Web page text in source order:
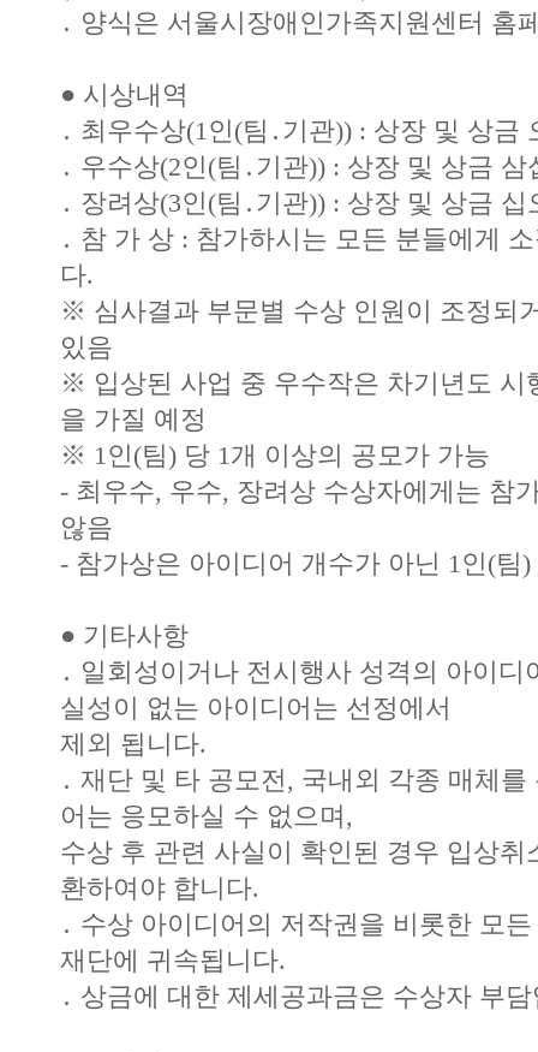
․ 양식은 서울시장애인가족지원센터 홈
● 시상내역
․ 최우수상(1인(팀․기관)) : 상장 및 상금
․ 우수상(2인(팀․기관)) : 상장 및 상금 삼
․ 장려상(3인(팀․기관)) : 상장 및 상금 십
․ 참 가 상 : 참가하시는 모든 분들에게
다.
※ 심사결과 부문별 수상 인원이 조정되
있음
※ 입상된 사업 중 우수작은 차기년도 시
을 가질 예정
※ 1인(팀) 당 1개 이상의 공모가 가능
- 최우수, 우수, 장려상 수상자에게는 참
않음
- 참가상은 아이디어 개수가 아닌 1인(팀
● 기타사항
․ 일회성이거나 전시행사 성격의 아이디
실성이 없는 아이디어는 선정에서
제외 됩니다.
․ 재단 및 타 공모전, 국내외 각종 매체
어는 응모하실 수 없으며,
수상 후 관련 사실이 확인된 경우 입상취
환하여야 합니다.
․ 수상 아이디어의 저작권을 비롯한 모
재단에 귀속됩니다.
․ 상금에 대한 제세공과금은 수상자 부